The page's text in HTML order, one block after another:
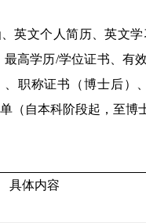
英文个人简历、英文
最高学历/学位证书、有
、职称证书（博士后）
（自本科阶段起，至博
具体内容